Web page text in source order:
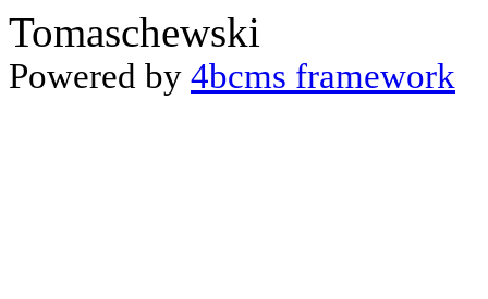
Tomaschewski
Powered by 4bcms framework